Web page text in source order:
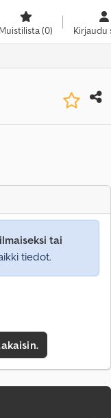
Muistilista(0) Kirjaudu
tai
tiedot.